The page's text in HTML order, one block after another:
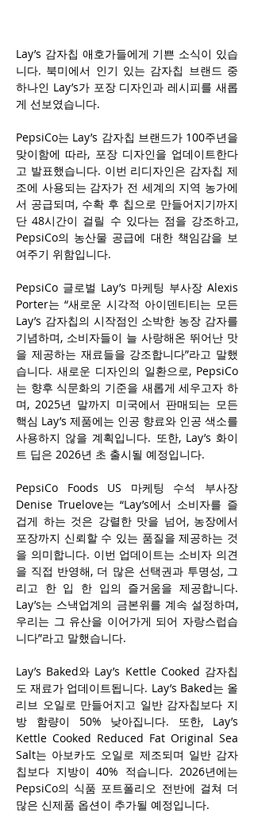
Lay’s 감자칩 애호가들에게 기쁜 소식이 있습
니다. 북미에서 인기 있는 감자칩 브랜드 중
하나인 Lay’s가 포장 디자인과 레시피를 새롭
게 선보였습니다.
PepsiCo는 Lay’s 감자칩 브랜드가 100주년을
맞이함에 따라, 포장 디자인을 업데이트한다
고 발표했습니다. 이번 리디자인은 감자칩 제
조에 사용되는 감자가 전 세계의 지역 농가에
서 공급되며, 수확 후 칩으로 만들어지기까지
단 48시간이 걸릴 수 있다는 점을 강조하고,
PepsiCo의 농산물 공급에 대한 책임감을 보
여주기 위함입니다.
PepsiCo 글로벌 Lay’s 마케팅 부사장 Alexis
Porter는 “새로운 시각적 아이덴티티는 모든
Lay’s 감자칩의 시작점인 소박한 농장 감자를
기념하며, 소비자들이 늘 사랑해온 뛰어난 맛
을 제공하는 재료들을 강조합니다”라고 말했
습니다. 새로운 디자인의 일환으로, PepsiCo
는 향후 식문화의 기준을 새롭게 세우고자 하
며, 2025년 말까지 미국에서 판매되는 모든
핵심 Lay’s 제품에는 인공 향료와 인공 색소를
사용하지 않을 계획입니다. 또한, Lay’s 화이
트 딥은 2026년 초 출시될 예정입니다.
PepsiCo Foods US 마케팅 수석 부사장
Denise Truelove는 “Lay’s에서 소비자를 즐
겁게 하는 것은 강렬한 맛을 넘어, 농장에서
포장까지 신뢰할 수 있는 품질을 제공하는 것
을 의미합니다. 이번 업데이트는 소비자 의견
을 직접 반영해, 더 많은 선택권과 투명성, 그
리고 한 입 한 입의 즐거움을 제공합니다.
Lay’s는 스낵업계의 금본위를 계속 설정하며,
우리는 그 유산을 이어가게 되어 자랑스럽습
니다”라고 말했습니다.
Lay’s Baked와 Lay’s Kettle Cooked 감자칩
도 재료가 업데이트됩니다. Lay’s Baked는 올
리브 오일로 만들어지고 일반 감자칩보다 지
방 함량이 50% 낮아집니다. 또한, Lay’s
Kettle Cooked Reduced Fat Original Sea
Salt는 아보카도 오일로 제조되며 일반 감자
칩보다 지방이 40% 적습니다. 2026년에는
PepsiCo의 식품 포트폴리오 전반에 걸쳐 더
많은 신제품 옵션이 추가될 예정입니다.